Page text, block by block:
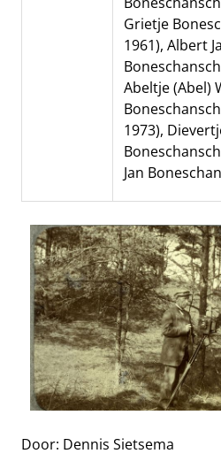
Grietje
1961), Albert
Abeltje (Abel)
1973),
Jan
Door: Dennis Sietsema